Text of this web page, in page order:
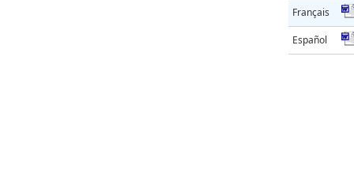
Français
Español